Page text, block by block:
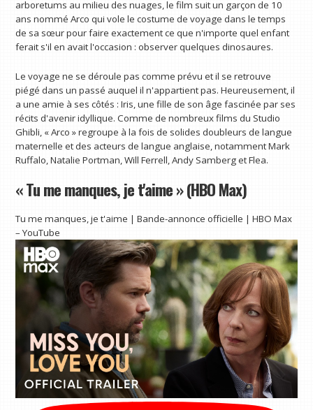
arboretums au milieu des nuages, le film suit un garçon de 10
ans nommé Arco qui vole le costume de voyage dans le temps
de sa sœur pour faire exactement ce que n'importe quel enfant
ferait s'il en avait l'occasion : observer quelques dinosaures.
Le voyage ne se déroule pas comme prévu et il se retrouve
piégé dans un passé auquel il n'appartient pas. Heureusement, il
a une amie à ses côtés : Iris, une fille de son âge fascinée par ses
récits d'avenir idyllique. Comme de nombreux films du Studio
Ghibli, « Arco » regroupe à la fois de solides doubleurs de langue
maternelle et des acteurs de langue anglaise, notamment Mark
Ruffalo, Natalie Portman, Will Ferrell, Andy Samberg et Flea.
« Tu me manques, je t'aime » (HBO Max)
Tu me manques, je t'aime | Bande-annonce officielle | HBO Max
– YouTube